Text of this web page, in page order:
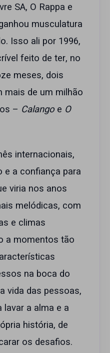
SA, O Rappa e
musculatura
Isso ali por 1996,
feito de ter, no
meses, dois
mais de um milhão
– Calangoe O
internacionais,
e a confiança para
viria nos anos
melódicas, com
e climas
a momentos tão
na boca do
vida das pessoas,
a alma e a
história, de
os desafios.